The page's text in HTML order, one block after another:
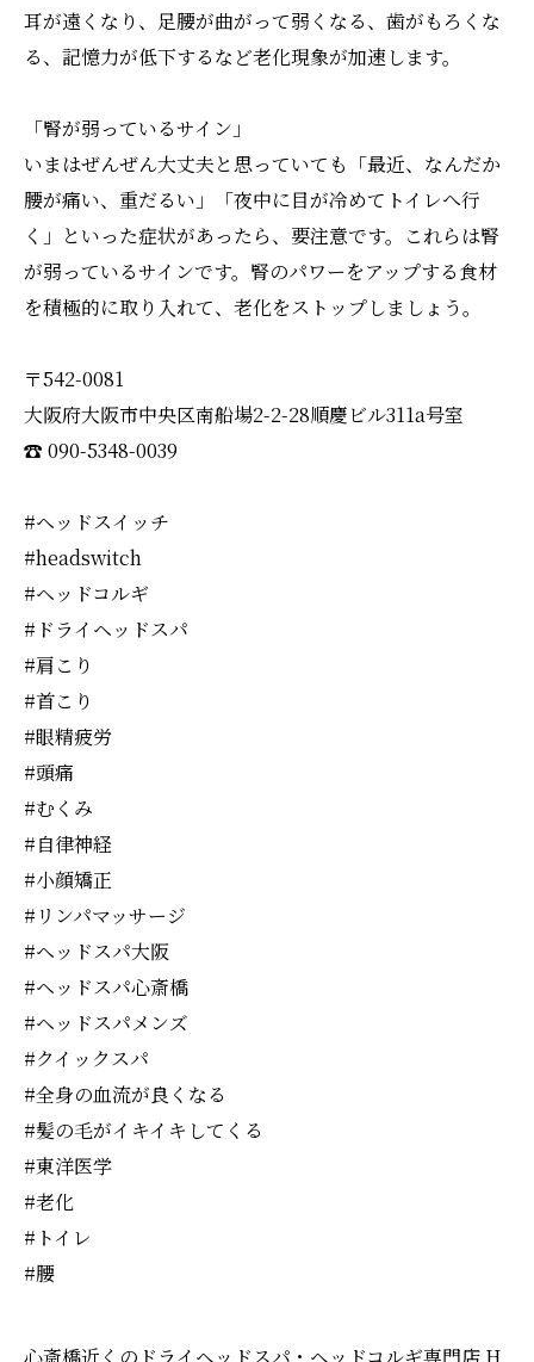
耳が遠くなり、足腰が曲がって弱くなる、歯がもろくな
る、記憶力が低下するなど老化現象が加速します。
「腎が弱っているサイン」
いまはぜんぜん大丈夫と思っていても「最近、なんだか
腰が痛い、重だるい」「夜中に目が冷めてトイレへ行
く」といった症状があったら、要注意です。これらは腎
が弱っているサインです。腎のパワーをアップする食材
を積極的に取り入れて、老化をストップしましょう。
〒542-0081
大阪府大阪市中央区南船場2-2-28順慶ビル311a号室
☎︎ 090-5348-0039
#ヘッドスイッチ
#headswitch
#ヘッドコルギ
#ドライヘッドスパ
#肩こり
#首こり
#眼精疲労
#頭痛
#むくみ
#自律神経
#小顔矯正
#リンパマッサージ
#ヘッドスパ大阪
#ヘッドスパ心斎橋
#ヘッドスパメンズ
#クイックスパ
#全身の血流が良くなる
#髪の毛がイキイキしてくる
#東洋医学
#老化
#トイレ
#腰